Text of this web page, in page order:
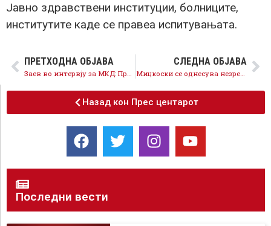
Јавно здравствени институции, болниците,
институтите каде се правеа испитувањата.
ПРЕТХОДНА ОБЈАВА СЛЕДНА ОБЈАВА
Мицкоски се однесува незрело и профитерски, изборите се решение, а не проблем
Назад кон Прес центарот
Последни вести